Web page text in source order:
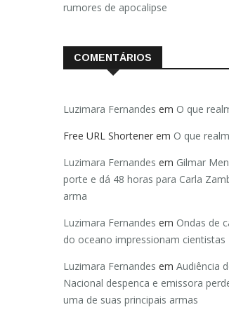
rumores de apocalipse
COMENTÁRIOS
Luzimara Fernandes em O que
Free URL Shortener em O que
Luzimara Fernandes em Gilmar
porte e dá 48 horas para Carla
arma
Luzimara Fernandes em Ondas de
do oceano impressionam cientistas
Luzimara Fernandes em Audiência
Nacional despenca e emissora
uma de suas principais armas